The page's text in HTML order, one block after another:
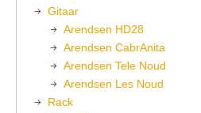
Gitaar
Arendsen HD28
Arendsen CabrAnita
Arendsen Tele Noud
Arendsen Les Noud
Rack